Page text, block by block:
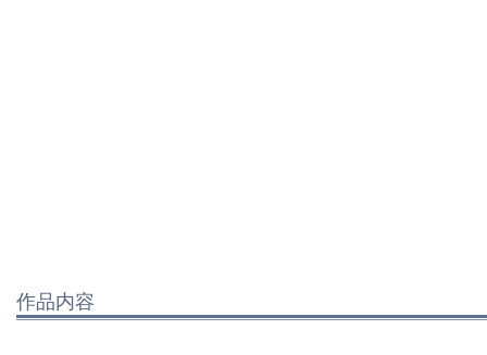
作品内容